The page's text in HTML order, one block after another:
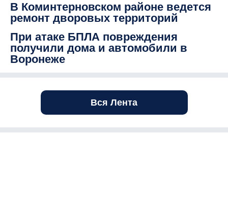
В Коминтерновском районе ведется
ремонт дворовых территорий
При атаке БПЛА повреждения
получили дома и автомобили в
Воронеже
Вся Лента